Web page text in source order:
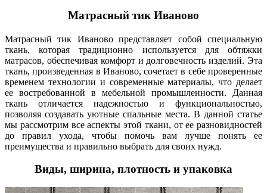
Матрасный тик Иваново
Матрасный тик Иваново представляет собой специальную
ткань, которая традиционно используется для обтяжки
матрасов, обеспечивая комфорт и долговечность изделий. Эта
ткань, произведенная в Иваново, сочетает в себе проверенные
временем технологии и современные материалы, что делает
ее востребованной в мебельной промышленности. Данная
ткань отличается надежностью и функциональностью,
позволяя создавать уютные спальные места. В данной статье
мы рассмотрим все аспекты этой ткани, от ее разновидностей
до правил ухода, чтобы помочь вам лучше понять ее
преимущества и правильно выбрать для своих нужд.
Виды, ширина, плотность и упаковка